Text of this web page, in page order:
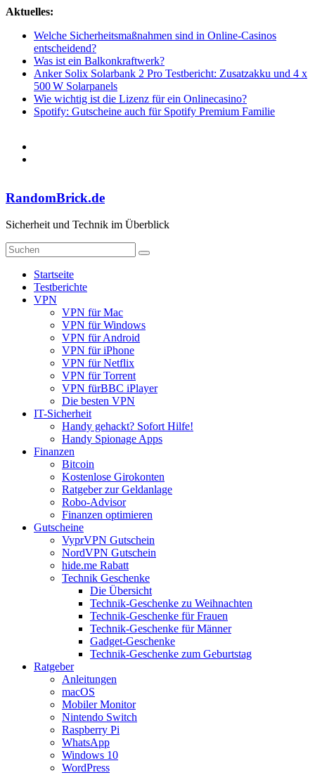
Zum
springen
Aktuelles:
Welche Sicherheitsmaßnahmen sind in Online-Casinos
entscheidend?
Was ist ein Balkonkraftwerk?
Anker Solix Solarbank 2 Pro Testbericht: Zusatzakku und 4 x
500 W Solarpanels
Wie wichtig ist die Lizenz für ein Onlinecasino?
Spotify: Gutscheine auch für Spotify Premium Familie
RandomBrick.de
Sicherheit und Technik im Überblick
Startseite
Testberichte
VPN
VPN für Mac
VPN für Windows
VPN für Android
VPN für iPhone
VPN für Netflix
VPN für Torrent
VPN fürBBC iPlayer
Die besten VPN
IT-Sicherheit
Handy gehackt? Sofort Hilfe!
Handy Spionage Apps
Finanzen
Bitcoin
Kostenlose Girokonten
Ratgeber zur Geldanlage
Robo-Advisor
Finanzen optimieren
Gutscheine
VyprVPN Gutschein
NordVPN Gutschein
hide.me Rabatt
Technik Geschenke
Die Übersicht
Technik-Geschenke zu Weihnachten
Technik-Geschenke für Frauen
Technik-Geschenke für Männer
Gadget-Geschenke
Technik-Geschenke zum Geburtstag
Ratgeber
Anleitungen
macOS
Mobiler Monitor
Nintendo Switch
Raspberry Pi
WhatsApp
Windows 10
WordPress